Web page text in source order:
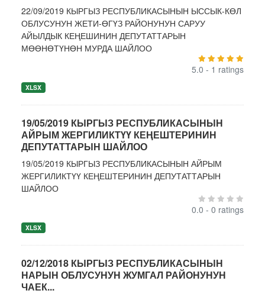
22/09/2019 КЫРГЫЗ РЕСПУБЛИКАСЫНЫН ЫССЫК-КӨЛ
ОБЛУСУНУН ЖЕТИ-ӨГҮЗ РАЙОНУНУН САРУУ
АЙЫЛДЫК КЕҢЕШИНИН ДЕПУТАТТАРЫН
МӨӨНӨТҮНӨН МУРДА ШАЙЛОО
5.0 - 1 ratings
XLSX
19/05/2019 КЫРГЫЗ РЕСПУБЛИКАСЫНЫН
АЙРЫМ ЖЕРГИЛИКТҮҮ КЕҢЕШТЕРИНИН
ДЕПУТАТТАРЫН ШАЙЛОО
19/05/2019 КЫРГЫЗ РЕСПУБЛИКАСЫНЫН АЙРЫМ
ЖЕРГИЛИКТҮҮ КЕҢЕШТЕРИНИН ДЕПУТАТТАРЫН
ШАЙЛОО
0.0 - 0 ratings
XLSX
02/12/2018 КЫРГЫЗ РЕСПУБЛИКАСЫНЫН
НАРЫН ОБЛУСУНУН ЖУМГАЛ РАЙОНУНУН
ЧАЕК...